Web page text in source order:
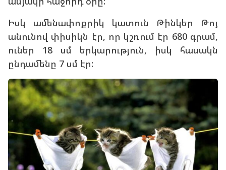
Իսկ ամենափոքրիկ կատուն Թինկեր Թոյ
անունով փիսիկն էր, որ կշռում էր 680 գրամ,
ուներ 18 սմ երկարություն, իսկ հասակն
ընդամենը 7 սմ էր: